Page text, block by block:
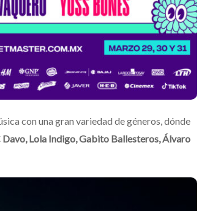
con una gran variedad de géneros, dónde
Lola Indigo, Gabito Ballesteros, Álvaro